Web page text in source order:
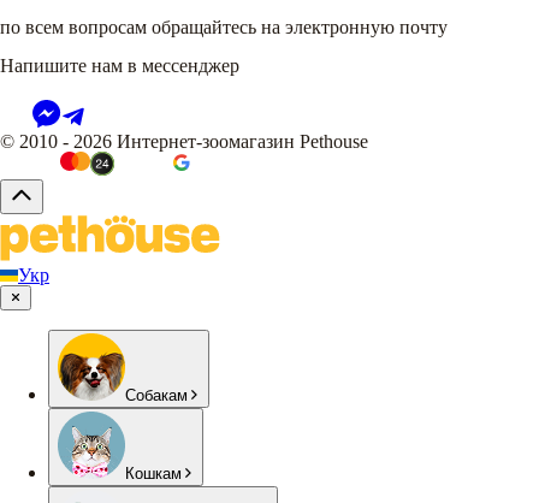
по всем вопросам обращайтесь на электронную почту
Напишите нам в мессенджер
© 2010 - 2026 Интернет-зоомагазин Pethouse
Укр
Собакам
Кошкам